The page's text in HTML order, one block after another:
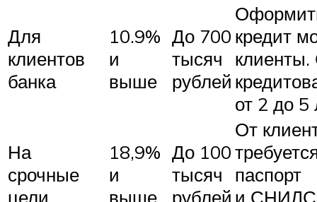
Для
клиентов
банка
10.9%
и
выше
До 700
тысяч
рублей
кредит
клиенты.
от 2 до 5
На
срочные
цели
18,9%
и
выше
До 100
тысяч
рублей
От
паспорт
и